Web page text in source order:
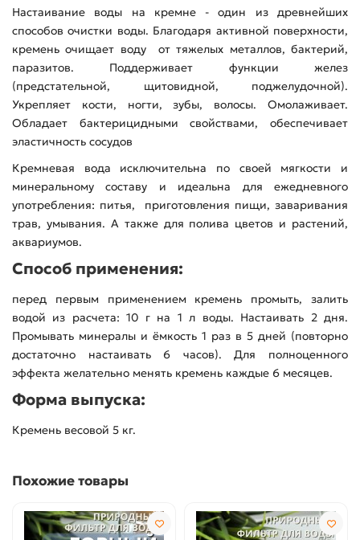
Настаивание воды на кремне - один из древнейших
способов очистки воды. Благодаря активной поверхности,
кремень очищает воду от тяжелых металлов, бактерий,
паразитов. Поддерживает функции желез
(предстательной, щитовидной, поджелудочной).
Укрепляет кости, ногти, зубы, волосы. Омолаживает.
Обладает бактерицидными свойствами, обеспечивает
эластичность сосудов
Кремневая вода исключительна по своей мягкости и
минеральному составу и идеальна для ежедневного
употребления: питья, приготовления пищи, заваривания
трав, умывания. А также для полива цветов и растений,
аквариумов.
Способ применения:
перед первым применением кремень промыть, залить
водой из расчета: 10 г на 1 л воды. Настаивать 2 дня.
Промывать минералы и ёмкость 1 раз в 5 дней (повторно
достаточно настаивать 6 часов). Для полноценного
эффекта желательно менять кремень каждые 6 месяцев.
Форма выпуска:
Кремень весовой 5 кг.
Похожие товары